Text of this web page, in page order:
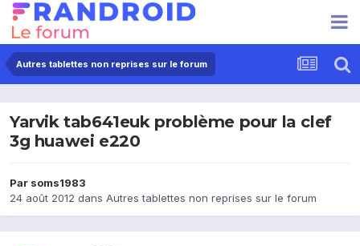
Autres tablettes non reprises sur le forum
Yarvik tab641euk problème pour la clef
3g huawei e220
Par soms1983
24 août 2012 dans Autres tablettes non reprises sur le forum